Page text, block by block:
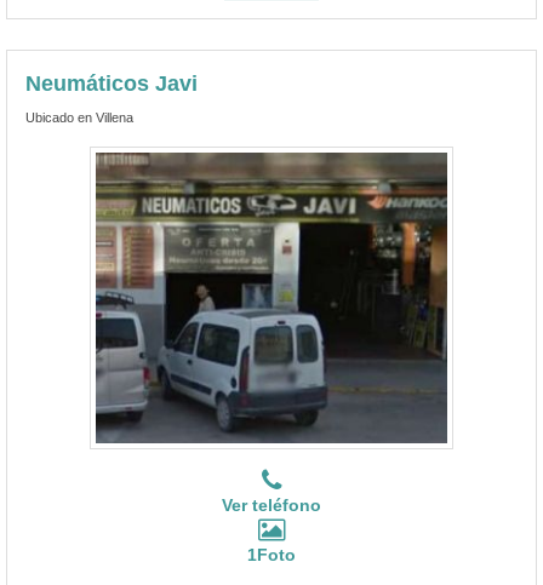
Neumáticos Javi
Ubicado en Villena
Ver teléfono
1Foto